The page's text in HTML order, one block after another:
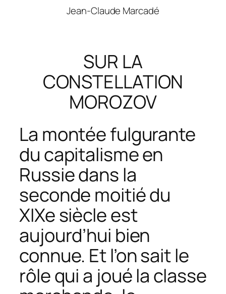
Jean-Claude Marcadé
SUR LA
CONSTELLATION
MOROZOV
La montée fulgurante
du capitalisme en
Russie dans la
seconde moitié du
XIXe siècle est
aujourd’hui bien
connue. Et l’on saitle
rôle qui a joué la classe